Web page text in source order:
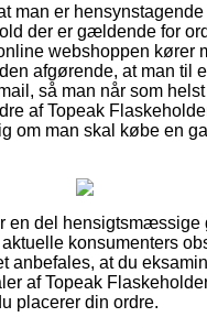
man er
der er gældende for
webshoppen kører
afgørende, at man til
så man når som
af Topeak
om man skal købe en
en del hensigtsmæssige
konsumenters
anbefales, at du
af Topeak
placerer din ordre.